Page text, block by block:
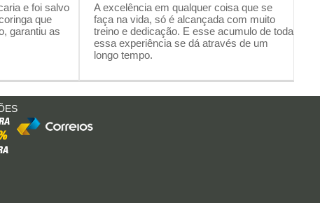
A excelência em qualquer coisa que se
faça na vida, só é alcançada com muito
treino e dedicação. E esse acumulo de toda
essa experiência se dá através de um
longo tempo.
e foi salvo
que
garantiu as